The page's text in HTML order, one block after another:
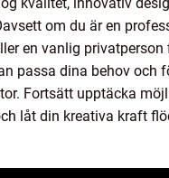
om du är en
en vanlig privatperson
passa dina behov och
Fortsätt upptäcka
låt din kreativa kraft